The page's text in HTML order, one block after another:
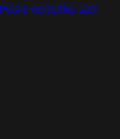
nekoliko sati